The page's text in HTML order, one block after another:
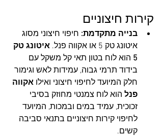
קירות חיצוניים
בנייה מתקדמת: חיפוי חיצוני מסוג
איטונג טק 5 או אקווה פנל.
איטונג טק
5 הוא לוח בטון תאי קל משקל עם
בידוד תרמי גבוה, עמידות לאש וגימור
חלק המיועד לחיפוי חיצוני ואילו אקווה
פנל הוא לוח צמנטי מחוזק בסיבי
זכוכית, עמיד במים ובמכות, המיועד
לחיפוי קירות חיצוניים בתנאי סביבה
קשים.